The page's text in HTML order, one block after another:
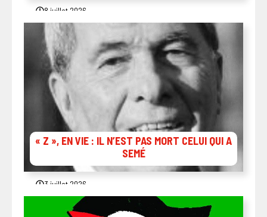
8 juillet 2026
« Z », EN VIE : IL N’EST PAS MORT CELUI QUI A
SEMÉ
3 juillet 2026